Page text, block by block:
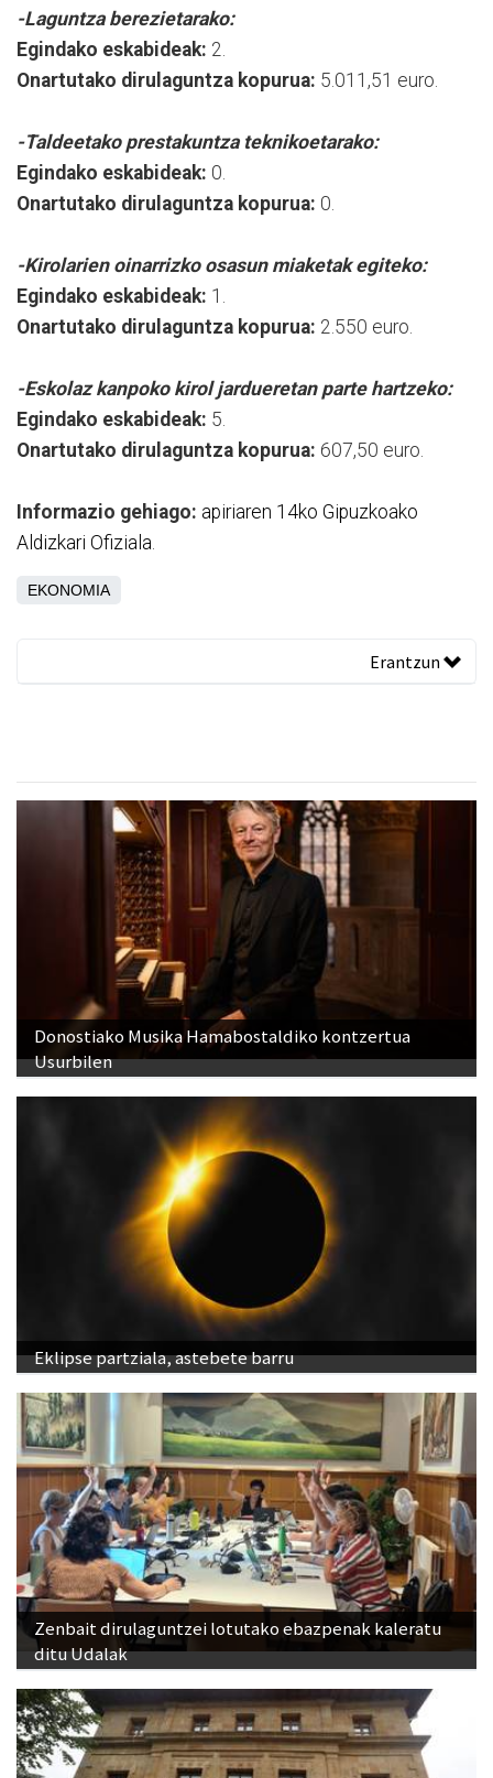
-Laguntza berezietarako:
Egindako eskabideak: 2.
Onartutako dirulaguntza kopurua: 5.011,51 euro.
-Taldeetako prestakuntza teknikoetarako:
Egindako eskabideak: 0.
Onartutako dirulaguntza kopurua: 0.
-Kirolarien oinarrizko osasun miaketak egiteko:
Egindako eskabideak: 1.
Onartutako dirulaguntza kopurua: 2.550 euro.
-Eskolaz kanpoko kirol jardueretan parte hartzeko:
Egindako eskabideak: 5.
Onartutako dirulaguntza kopurua: 607,50 euro.
Informazio gehiago: apiriaren 14ko Gipuzkoako
Aldizkari Ofiziala
EKONOMIA
Erantzun
Donostiako Musika Hamabostaldiko kontzertua
Usurbilen
Eklipse partziala, astebete barru
Zenbait dirulaguntzei lotutako ebazpenak kaleratu
ditu Udalak